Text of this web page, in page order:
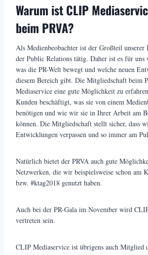
Warum ist CLIP
beim PRVA?
Als Medienbeobachter ist der Großteil
der Public Relations tätig. Daher ist es für uns
was die PR-Welt bewegt und welche neuen
diesem Bereich gibt. Die Mitgliedschaft beim
Mediaservice eine gute Möglichkeit zu
Kunden beschäftigt, was sie von einem
benötigen und wie wir sie in Ihrer Arbeit am
können. Die Mitgliedschaft stellt sicher, dass
Entwicklungen verpassen und so immer am
Natürlich bietet der PRVA auch gute
Netzwerken, die wir beispielsweise schon am
bzw. #ktag2018 genutzt haben.
Auch bei der PR-Gala im November wird
vertreten sein.
CLIP Mediaservice ist übrigens auch Mitglied